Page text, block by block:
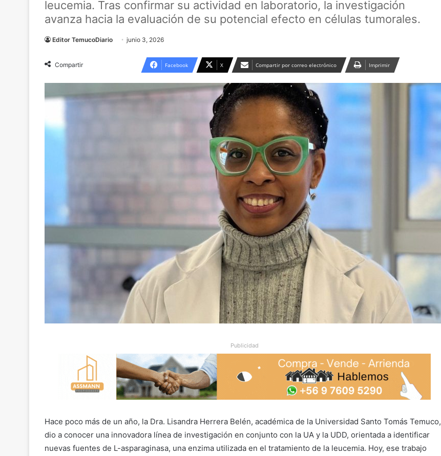
leucemia. Tras confirmar su actividad en laboratorio, la investigación
avanza hacia la evaluación de su potencial efecto en células tumorales.
Editor TemucoDiario junio 3, 2026
Compartir Facebook X Compartir por correo electrónico Imprimir
Publicidad
Hace poco más de un año, la Dra. Lisandra Herrera Belén, académica de la Universidad Santo Tomás Temuco,
dio a conocer una innovadora línea de investigación en conjunto con la UA y la UDD, orientada a identificar
nuevas fuentes de L-asparaginasa, una enzima utilizada en el tratamiento de la leucemia. Hoy, ese trabajo